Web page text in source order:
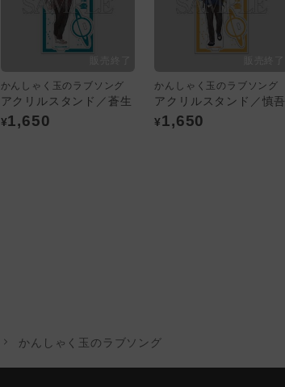
かんしゃく玉のラブソング
アクリルスタンド／蒼生
¥1,650
かんしゃく玉のラブソング
アクリルスタンド／慎吾
¥1,650
かんしゃく玉のラブソング